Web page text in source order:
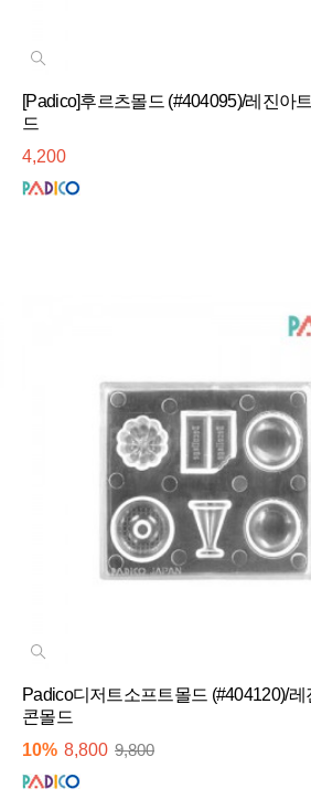
[Padico]후르츠몰드 (#404095)/레진아
드
4,200
Padico디저트소프트몰드 (#404120)/레
콘몰드
10% 8,800 9,800